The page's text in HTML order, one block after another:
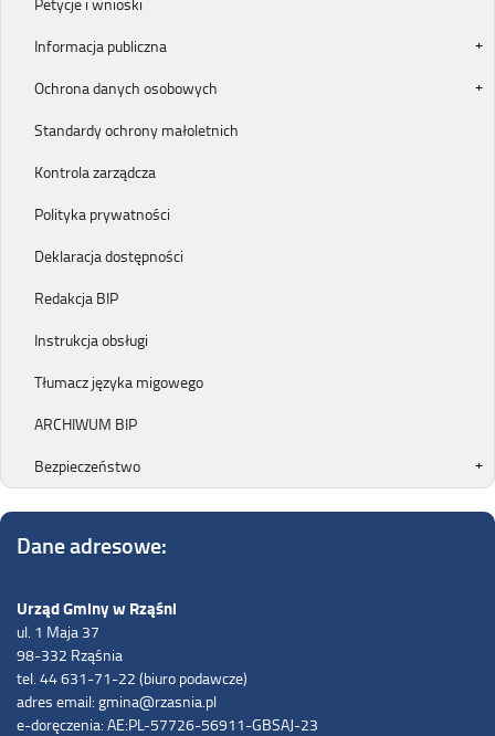
Informacja publiczna
Ochrona danych osobowych
Standardy ochrony małoletnich
Kontrola zarządcza
Polityka prywatności
Deklaracja dostępności
Redakcja BIP
Instrukcja obsługi
Tłumacz języka migowego
ARCHIWUM BIP
Bezpieczeństwo
Dane adresowe:
Urząd Gminy w Rząśni
ul. 1 Maja 37
98-332 Rząśnia
tel. 44 631-71-22 (biuro podawcze)
adres email: gmina@rzasnia.pl
e-doręczenia: AE:PL-57726-56911-GBSAJ-23